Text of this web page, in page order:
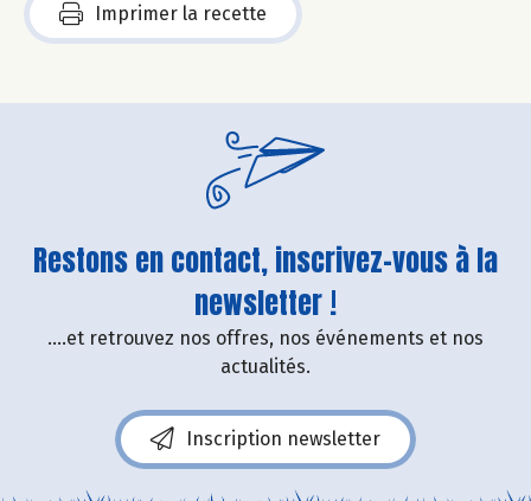
Imprimer la recette
Restons en contact, inscrivez-vous à la
newsletter !
....et retrouvez nos offres, nos événements et nos
actualités.
Inscription newsletter